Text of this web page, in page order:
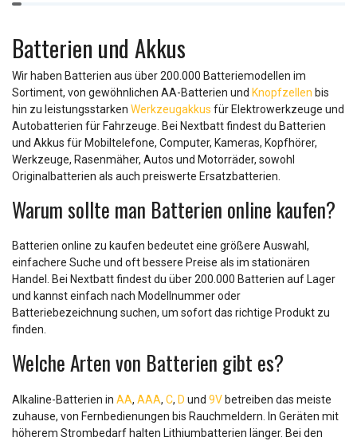
of
9
Batterien und Akkus
Wir haben Batterien aus über 200.000 Batteriemodellen im
Sortiment, von gewöhnlichen AA-Batterien und Knopfzellen bis
hin zu leistungsstarken Werkzeugakkus für Elektrowerkzeuge und
Autobatterien für Fahrzeuge. Bei Nextbatt findest du Batterien
und Akkus für Mobiltelefone, Computer, Kameras, Kopfhörer,
Werkzeuge, Rasenmäher, Autos und Motorräder, sowohl
Originalbatterien als auch preiswerte Ersatzbatterien.
Warum sollte man Batterien online kaufen?
Batterien online zu kaufen bedeutet eine größere Auswahl,
einfachere Suche und oft bessere Preise als im stationären
Handel. Bei Nextbatt findest du über 200.000 Batterien auf Lager
und kannst einfach nach Modellnummer oder
Batteriebezeichnung suchen, um sofort das richtige Produkt zu
finden.
Welche Arten von Batterien gibt es?
Alkaline-Batterien in AA, AAA, C, D und 9Vbetreiben das meiste
zuhause, von Fernbedienungen bis Rauchmeldern. In Geräten mit
höherem Strombedarf halten Lithiumbatterien länger. Bei den